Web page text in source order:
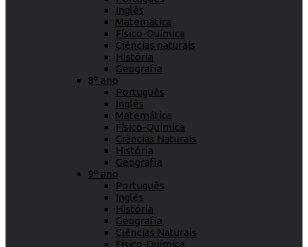
Inglês
Matemática
Físico-Química
Ciências naturais
História
Geografia
8º ano
Português
Inglês
Matemática
Físico-Química
Ciências Naturais
História
Geografia
9º ano
Português
Inglês
História
Geografia
Ciências Naturais
Físico-Química